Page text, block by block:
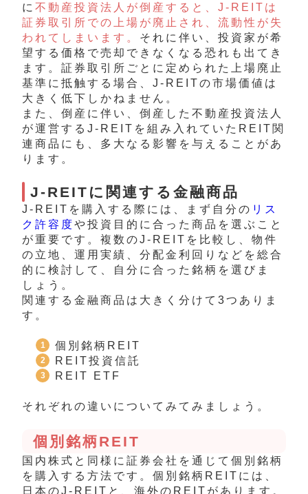
に 不動産投資法人が倒産すると、J-REITは
証券取引所での上場が廃止され、流動性が失
われてしまいます。 それに伴い、投資家が希
望する価格で売却できなくなる恐れも出てき
ます。証券取引所ごとに定められた上場廃止
基準に抵触する場合、J-REITの市場価値は
大きく低下しかねません。
また、倒産に伴い、倒産した不動産投資法人
が運営するJ-REITを組み入れていたREIT関
連商品にも、多大なる影響を与えることがあ
ります。
J-REITに関連する金融商品
J-REITを購入する際には、まず自分の リス
ク許容度や投資目的に合った商品を選ぶこと
が重要です。複数のJ-REITを比較し、物件
の立地、運用実績、分配金利回りなどを総合
的に検討して、自分に合った銘柄を選びま
しょう。
関連する金融商品は大きく分けて3つありま
す。
個別銘柄REIT
REIT投資信託
REIT ETF
それぞれの違いについてみてみましょう。
個別銘柄REIT
国内株式と同様に証券会社を通じて個別銘柄
を購入する方法です。個別銘柄REITには、
日本のJ-REITと、海外のREITがあります。